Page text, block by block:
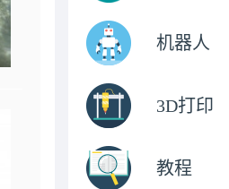
机器人
3D打印
教程